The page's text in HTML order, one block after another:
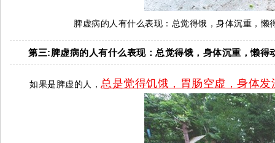
脾虚病的人有什么表现：总觉得饿，身体沉重，
第三:脾虚病的人有什么表现：总觉得饿，身体沉重，懒
如果是脾虚的人， 总是觉得饥饿，胃肠空虚，身体